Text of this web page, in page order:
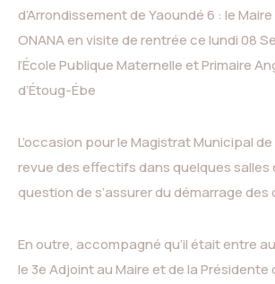
d’Arrondissement de Yaoundé 6 : le
ONANA en visite de rentrée ce lundi 08
l’École Publique Maternelle et Primaire
d’Étoug-Ébe
L’occasion pour le Magistrat Municipal
revue des effectifs dans quelques salles
question de s’assurer du démarrage des
En outre, accompagné qu’il était entre
le 3e Adjoint au Maire et de la Présidente